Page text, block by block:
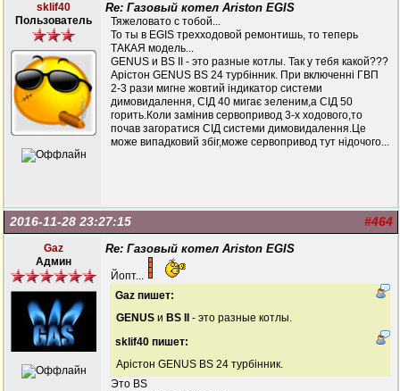
sklif40
Пользователь
Re: Газовый котел Ariston EGIS
Тяжеловато с тобой...
То ты в EGIS трехходовой ремонтишь, то теперь
ТАКАЯ модель...
GENUS и BS II - это разные котлы. Так у тебя какой???
Арістон GENUS BS 24 турбінник. При включенні ГВП
2-3 рази мигне жовтий індикатор системи
димовидалення, СІД 40 мигає зеленим,а СІД 50
горить.Коли замінив сервопривод 3-х ходового,то
почав загоратися СІД системи димовидалення.Це
може випадковий збіг,може сервопривод тут нідочого...
#464
2016-11-28 23:27:15
Gaz
Админ
Re: Газовый котел Ariston EGIS
Йопт...
Gaz пишет:
GENUS и BS II
- это разные котлы.
sklif40 пишет:
Арістон GENUS BS 24 турбінник.
Это BS